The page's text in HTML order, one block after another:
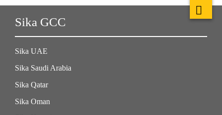
Sika GCC
Sika UAE
Sika Saudi Arabia
Sika Qatar
Sika Oman